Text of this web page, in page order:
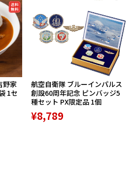
デザインだから、デニムやチノな
ーデに自然に馴染みます。
あるデザインが、足元のアクセント
フトとしてもおすすめです。
野家
1セ
航空自衛隊 ブルーインパルス
創設60周年記念 ピンバッジ5
種セット PX限定品 1個
¥8,789